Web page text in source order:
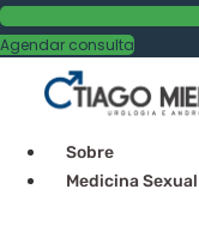
Agendar consulta
Sobre
Medicina Sexual